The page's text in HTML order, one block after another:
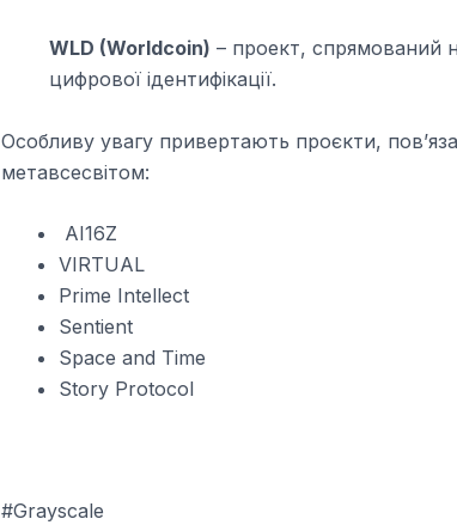
WLD (Worldcoin) – проект, спрямований
цифрової ідентифікації.
Особливу увагу привертають проєкти,
метавсесвітом:
AI16Z
VIRTUAL
Prime Intellect
Sentient
Space and Time
Story Protocol
#Grayscale